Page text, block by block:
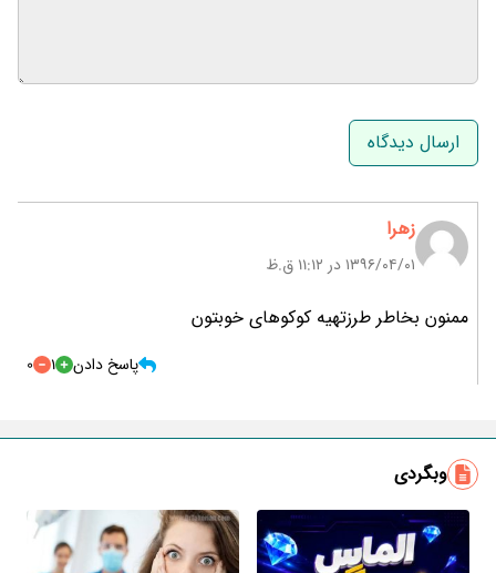
نام و نام خانوادگی
ایمیل
زهرا
۱۳۹۶/۰۴/۰۱ در 11:12 ق.ظ
ممنون بخاطر طرزتهیه کوکوهای خوبتون
پاسخ دادن 1
0
وبگردی